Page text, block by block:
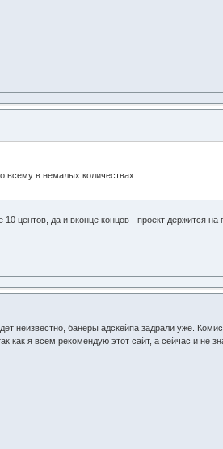
всему в немалых количествах.
центов, да и вконце концов - проект держится
неизвестно, банеры адскейпа задрали уже.
как я всем рекомендую этот сайт, а сейчас и не